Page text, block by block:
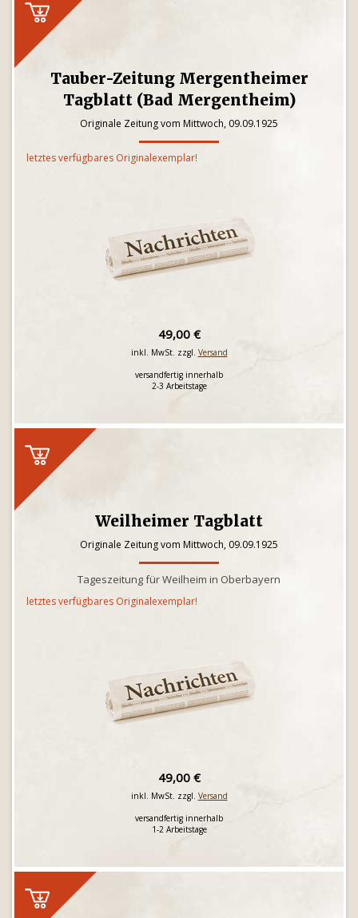
Tauber-Zeitung Mergentheimer
Tagblatt (Bad Mergentheim)
Originale Zeitung vom Mittwoch, 09.09.1925
letztes verfügbares Originalexemplar!
49,00 €
inkl. MwSt. zzgl. Versand
versandfertig innerhalb
2-3 Arbeitstage
Weilheimer Tagblatt
Originale Zeitung vom Mittwoch, 09.09.1925
Tageszeitung für Weilheim in Oberbayern
letztes verfügbares Originalexemplar!
49,00 €
inkl. MwSt. zzgl. Versand
versandfertig innerhalb
1-2 Arbeitstage